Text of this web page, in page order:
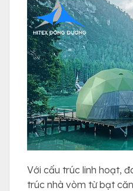
Với cấu trúc linh hoạt,
trúc nhà vòm từ bạt